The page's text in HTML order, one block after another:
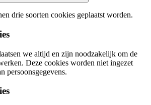
drie soorten cookies geplaatst worden.
we altijd en zijn noodzakelijk om de
Deze cookies worden niet ingezet
persoonsgegevens.